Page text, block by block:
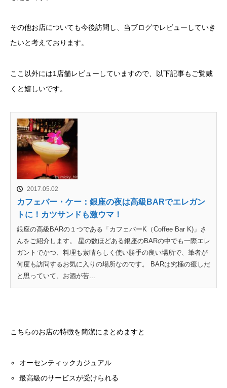
その他お店についても今後訪問し、当ブログでレビューしていき
たいと考えております。
ここ以外には1店舗レビューしていますので、以下記事もご覧戴
くと嬉しいです。
2017.05.02
カフェバー・ケー：銀座の夜は高級BARでエレガン
トに！カツサンドも激ウマ！
銀座の高級BARの１つである「カフェバーK（Coffee Bar K)」さ
んをご紹介します。 星の数ほどある銀座のBARの中でも一際エレ
ガントでかつ、料理も素晴らしく使い勝手の良い場所で、筆者が
何度も訪問するお気に入りの場所なのです。 BARは究極の癒しだ
と思っていて、お酒が苦...
こちらのお店の特徴を簡潔にまとめますと
オーセンティックカジュアル
最高級のサービスが受けられる